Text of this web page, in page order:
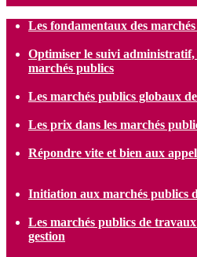
Les fondamentaux des
Optimiser le suivi
marchés publics
Les marchés publics globaux
Les prix dans les marchés
Répondre vite et bien aux
Initiation aux marchés publics
Les marchés publics de
gestion